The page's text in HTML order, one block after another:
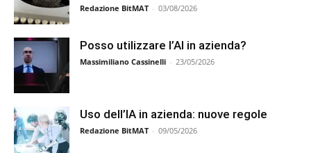
Redazione BitMAT - 03/08/2026
Posso utilizzare l’AI in azienda?
Massimiliano Cassinelli - 23/05/2026
Uso dell’IA in azienda: nuove regole
Redazione BitMAT - 09/05/2026